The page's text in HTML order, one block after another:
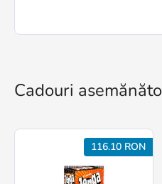
Cadouri
116.10 RON